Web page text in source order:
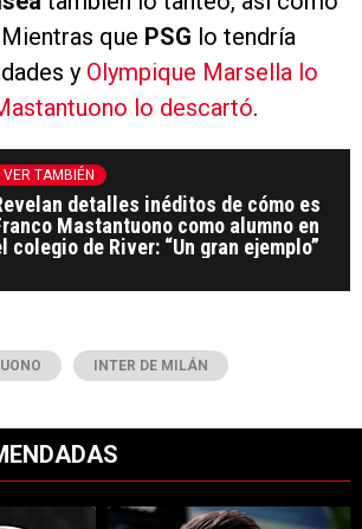
que PSG lo tendría
y Olympique Marsella lo
lo descartó.
VER TAMBIÉN
detalles inéditos de cómo es
Mastantuono como alumno en
colegio de River: “Un gran ejemplo”
INTER DE MILÁN
con el título "River y Vasco da Gama
Un artículo de tendencia con el